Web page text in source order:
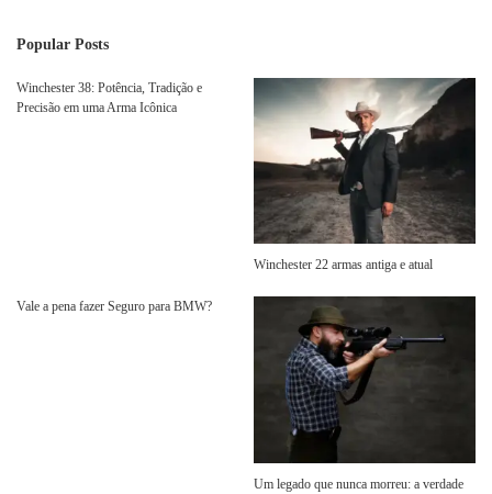
Popular Posts
Winchester 38: Potência, Tradição e
Precisão em uma Arma Icônica
Winchester 22 armas antiga e atual
Vale a pena fazer Seguro para BMW?
Um legado que nunca morreu: a verdade